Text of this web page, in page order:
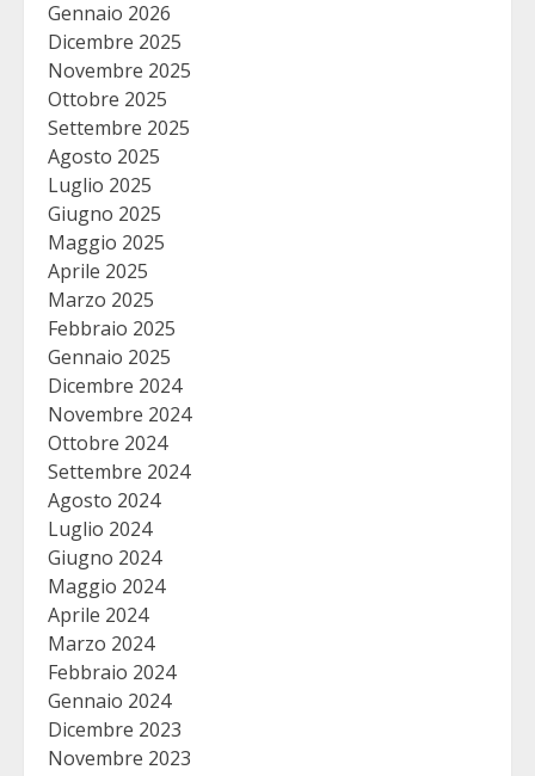
Gennaio 2026
Dicembre 2025
Novembre 2025
Ottobre 2025
Settembre 2025
Agosto 2025
Luglio 2025
Giugno 2025
Maggio 2025
Aprile 2025
Marzo 2025
Febbraio 2025
Gennaio 2025
Dicembre 2024
Novembre 2024
Ottobre 2024
Settembre 2024
Agosto 2024
Luglio 2024
Giugno 2024
Maggio 2024
Aprile 2024
Marzo 2024
Febbraio 2024
Gennaio 2024
Dicembre 2023
Novembre 2023